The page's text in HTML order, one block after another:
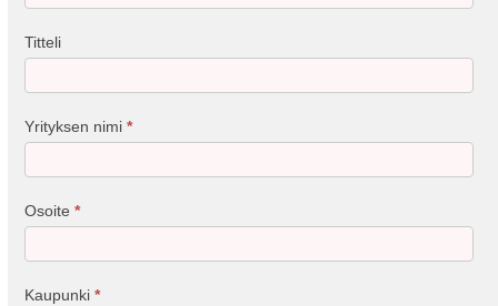
Titteli
Yrityksen nimi*
Osoite*
Kaupunki*